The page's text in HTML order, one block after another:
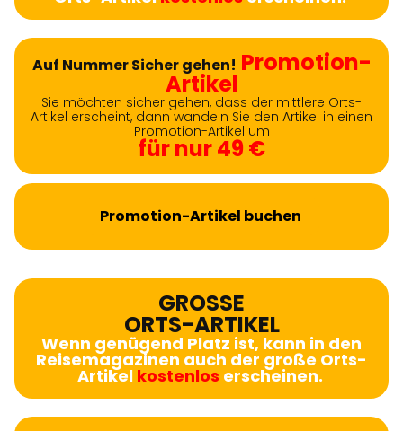
Auf Nummer Sicher gehen! Promotion-
Artikel
Sie möchten sicher gehen, dass der mittlere Orts-
Artikel erscheint, dann wandeln Sie den Artikel in einen
Promotion-Artikel um
für nur 49 €
Promotion-Artikel buchen
GROSSE
ORTS-ARTIKEL
Wenn genügend Platz ist, kann in den
Reisemagazinen auch der große Orts-
Artikel kostenlos erscheinen.